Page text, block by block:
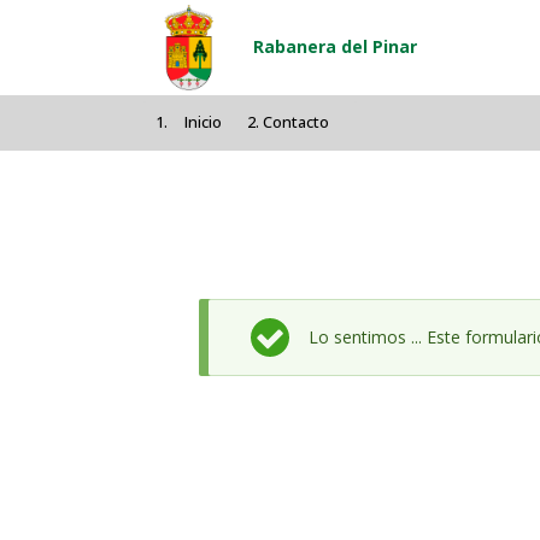
Pasar al contenido principal
Rabanera del Pinar
Inicio Contacto
Mensaje de estado
Lo sentimos ... Este